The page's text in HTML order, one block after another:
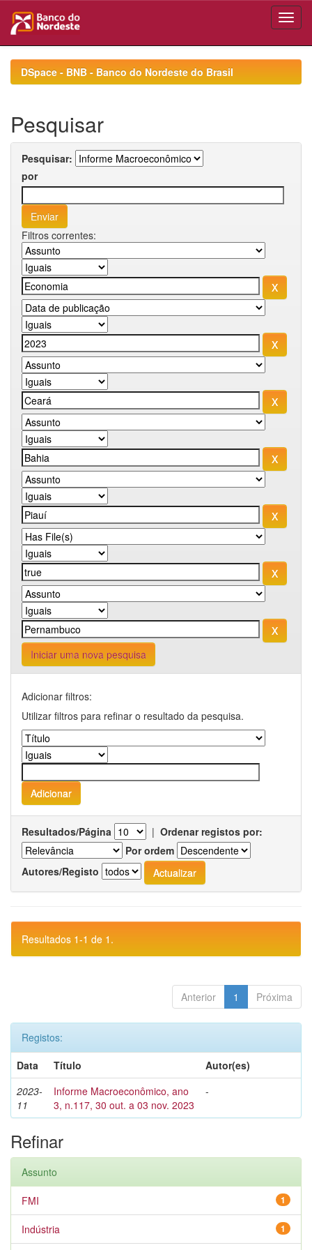
navigationDSpace - BNB - Banco do Nordeste do Brasil
Pesquisar
Pesquisar:
por
Filtros correntes:
Iniciar uma nova pesquisa
Adicionar filtros:
Utilizar filtros para refinar o resultado da pesquisa.
Resultados/Página | Ordenar registos por:
Por ordem
Autores/Registo
Resultados 1-1 de 1.
Anterior 1 Próxima
Registos:
Data
Título
Autor(es)
2023-
11
Informe Macroeconômico, ano
3, n.117, 30 out. a 03 nov. 2023
-
Refinar
Assunto
1
FMI
1
Indústria